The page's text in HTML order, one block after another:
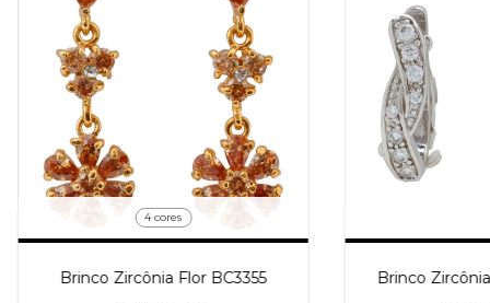
4 cores
Brinco Zircônia Flor BC3355 Brinco